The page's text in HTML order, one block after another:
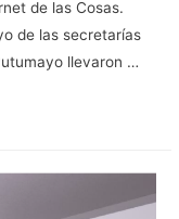
de las Cosas.
de las secretarías
llevaron …